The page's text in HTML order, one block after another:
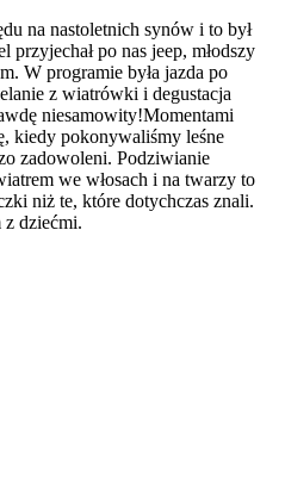
na nastoletnich synów i to był
po nas jeep, młodszy
W programie była jazda po
z wiatrówki i degustacja
niesamowity!Momentami
kiedy pokonywaliśmy leśne
zadowoleni. Podziwianie
we włosach i na twarzy to
niż te, które dotychczas znali.
z dziećmi.